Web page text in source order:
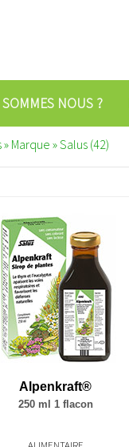
NOUS ?
Marque » Salus (42)
Alpenkraft®
250 ml 1 flacon
ALIMENTAIRE